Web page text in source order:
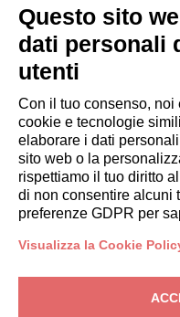
OSPITI
Prenota un soggiorno
Soggiorni lunghi
Esperienze per gli ospiti
Sconti per gli ospiti
Convenzioni per Aziende
booking@italianway.house
+390286882952
P.IVA:
Questo sito
dati personali
utenti
Con il tuo consenso, noi
cookie e tecnologie
elaborare i dati
sito web o la
rispettiamo il tuo diritto
di non consentire alcuni
preferenze GDPR per
Visualizza la Cookie